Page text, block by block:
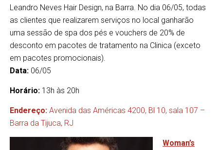
Leandro Neves Hair Design, na Barra. No dia 06/05, todas
as clientes que realizarem serviços no local ganharão
uma sessão de spa dos pés e vouchers de 20% de
desconto em pacotes de tratamento na Clinica (exceto
em pacotes promocionais).
Data: 06/05
Horário: 13h às 20h
Endereço: Avenida das Américas 4200, Bl 10, sala 107 –
Barra da Tijuca, RJ
Woman’s